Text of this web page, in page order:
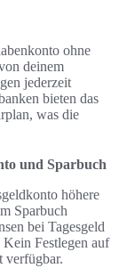
ohne
deinem
jederzeit
bieten das
was die
und Sparbuch
höhere
Sparbuch
bei Tagesgeld
Festlegen auf
verfügbar.